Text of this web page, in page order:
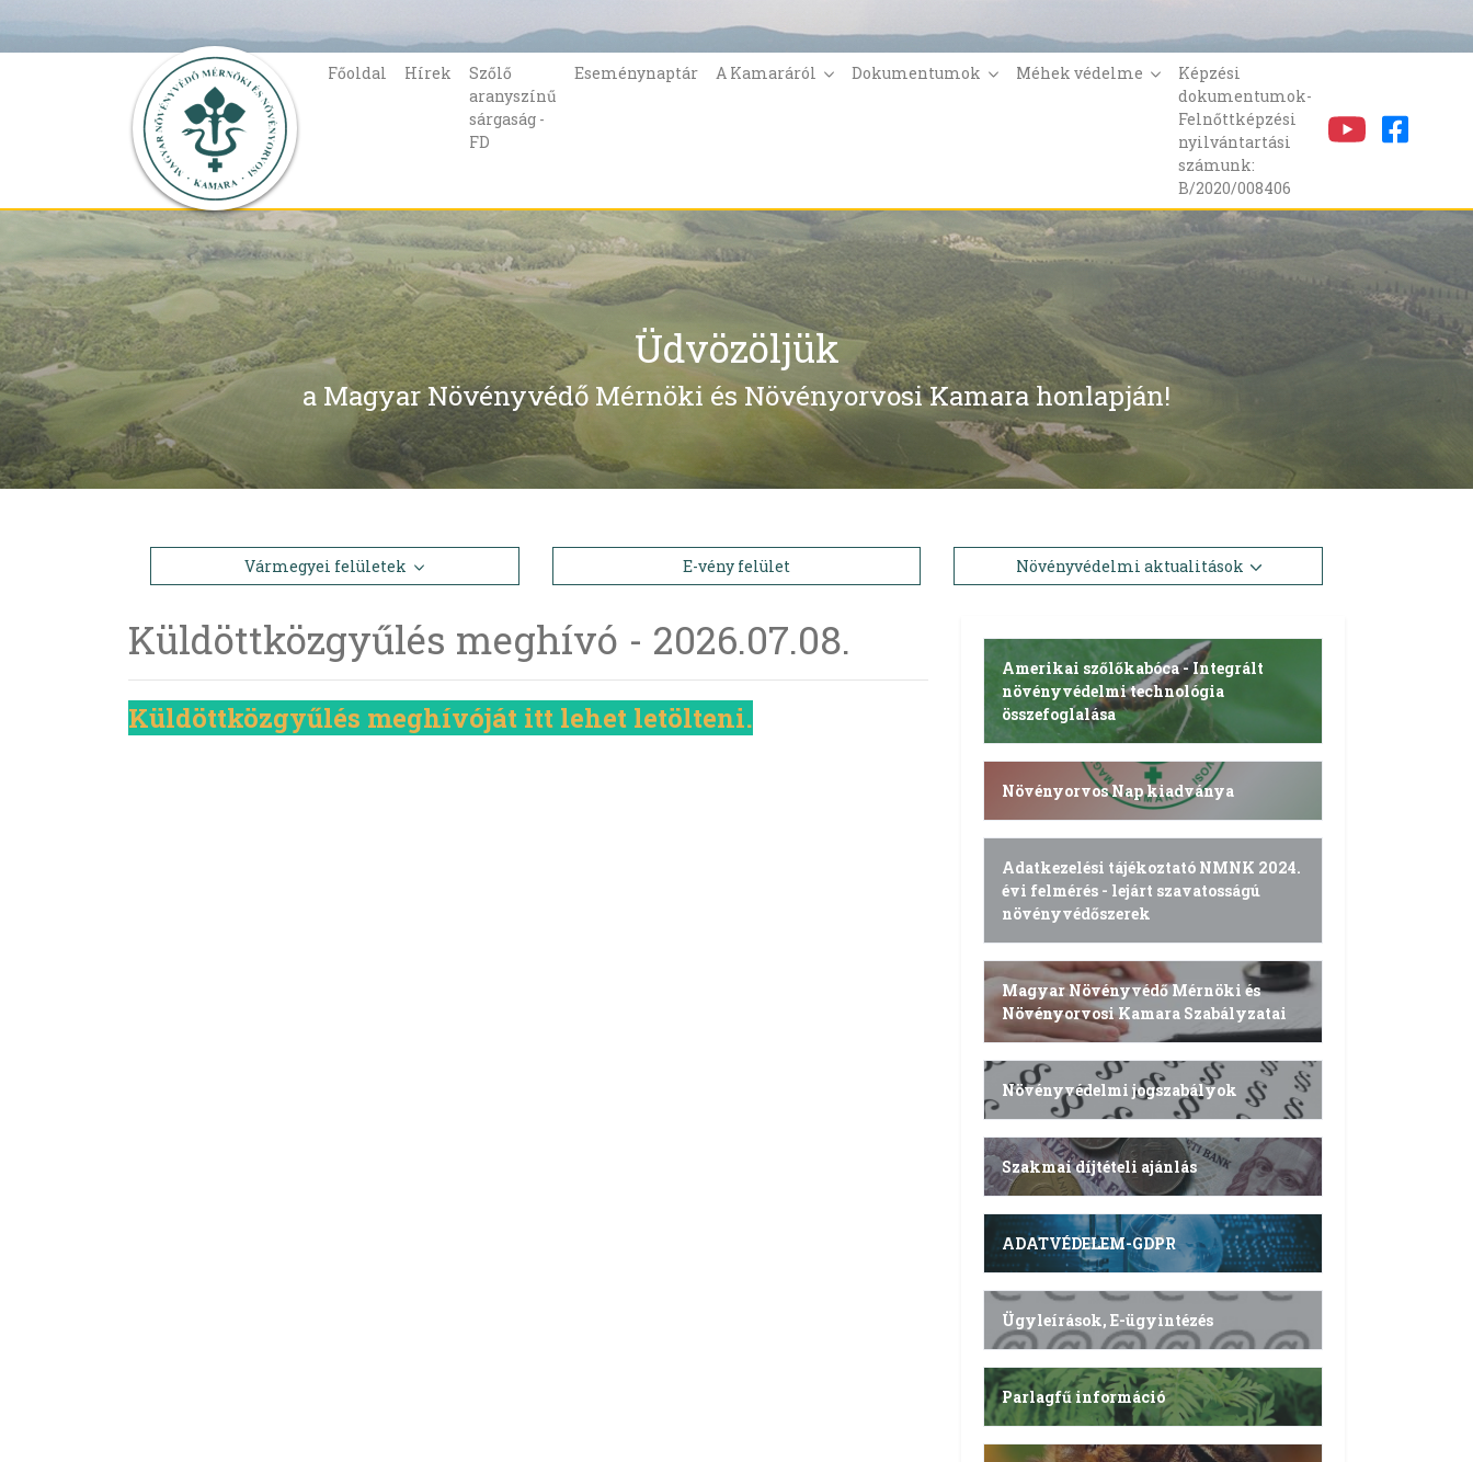
Főoldal Hírek
Szőlő
aranyszínű
sárgaság -
FD
Eseménynaptár A Kamaráról Dokumentumok Méhek védelme
Képzési
dokumentumok-
Felnőttképzési
nyilvántartási
számunk:
B/2020/008406
Üdvözöljük
a Magyar Növényvédő Mérnöki és Növényorvosi Kamara honlapján!
Vármegyei felületek E-vény felület Növényvédelmi aktualitások
Küldöttközgyűlés meghívó - 2026.07.08.
Küldöttközgyűlés meghívóját itt lehet letölteni.
Amerikai szőlőkabóca - Integrált
növényvédelmi technológia
összefoglalása
Növényorvos Nap kiadványa
Adatkezelési tájékoztató NMNK 2024.
évi felmérés - lejárt szavatosságú
növényvédőszerek
Magyar Növényvédő Mérnöki és
Növényorvosi Kamara Szabályzatai
Növényvédelmi jogszabályok
Szakmai díjtételi ajánlás
ADATVÉDELEM-GDPR
Ügyleírások, E-ügyintézés
Parlagfű információ